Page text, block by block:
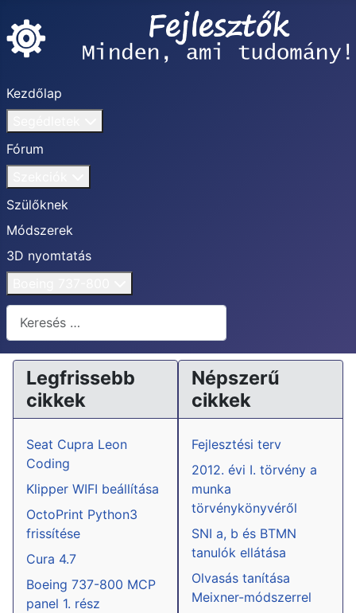
Kezdőlap
Fórum
Szülőknek
Módszerek
3D nyomtatás
Keresés...
Legfrissebb
cikkek
Seat Cupra Leon
Coding
Klipper WIFI beállítása
OctoPrint Python3
frissítése
Cura 4.7
Boeing 737-800 MCP
panel 1. rész
Népszerű
cikkek
Fejlesztési terv
2012. évi I. törvény a
munka
törvénykönyvéről
SNI a, b és BTMN
tanulók ellátása
Olvasás tanítása
Meixner-módszerrel